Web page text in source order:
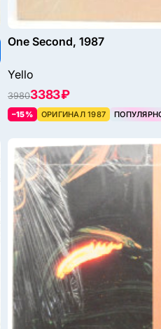
One Second, 1987
Yello
39803383 ₽
–15% ОРИГИНАЛ 1987